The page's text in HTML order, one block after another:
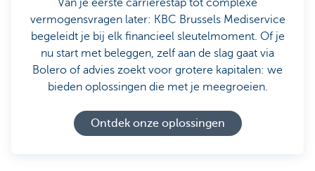
Van je eerste carrièrestap tot complexe
vermogensvragen later: KBC Brussels Mediservice
begeleidt je bij elk financieel sleutelmoment. Of je
nu start met beleggen, zelf aan de slag gaat via
Bolero of advies zoekt voor grotere kapitalen: we
bieden oplossingen die met je meegroeien.
Ontdek onze oplossingen